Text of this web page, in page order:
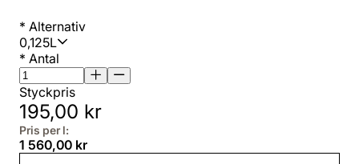
* Alternativ
0,125L
* Antal
Styckpris
195,00 kr
Pris per l:
1 560,00 kr